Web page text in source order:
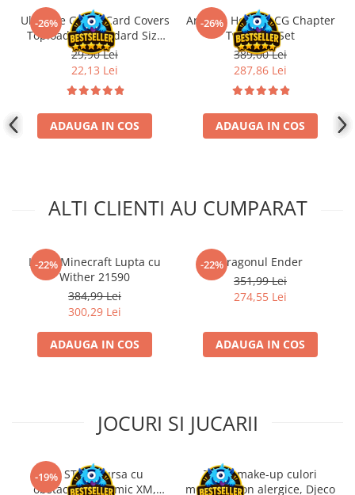
-26%
Ultimate Guard Card Covers
Toploading Standard Size
(25)
29,90 Lei
22,13 Lei
ADAUGA IN COS
-26%
Arkham Horror LCG Chapter
Two Core Set
389,00 Lei
287,86 Lei
ADAUGA IN COS
ALTI CLIENTI AU CUMPARAT
-22%
LEGO Minecraft Lupta cu
Wither 21590
384,99 Lei
300,29 Lei
ADAUGA IN COS
-22%Dragonul Ender
351,99 Lei
274,55 Lei
ADAUGA IN COS
JOCURI SI JUCARII
-19%Kit STEM Cursa cu
obstacole Dynamic XM,
Trusa make-up culori
metalice non alergice, Djeco